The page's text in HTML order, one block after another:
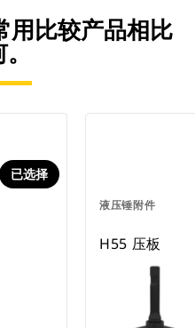
用比较产品相比
已选择
液压锤附件
H55 压板